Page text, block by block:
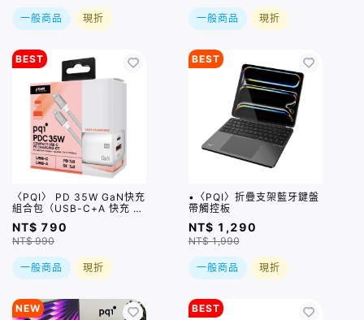
一般商品 現折 一般商品 現折
BEST
〈PQI〉 PD 35W GaN快充
組合包（USB-C+A 快充 +
USB-C to C 100公分編織
快充線)
NT$ 790
NT$ 990
一般商品 現折
BEST
•〈PQI〉折疊支架藍牙鍵盤
帶觸控板
NT$ 1,290
NT$ 1,990
一般商品 現折
NEW BEST